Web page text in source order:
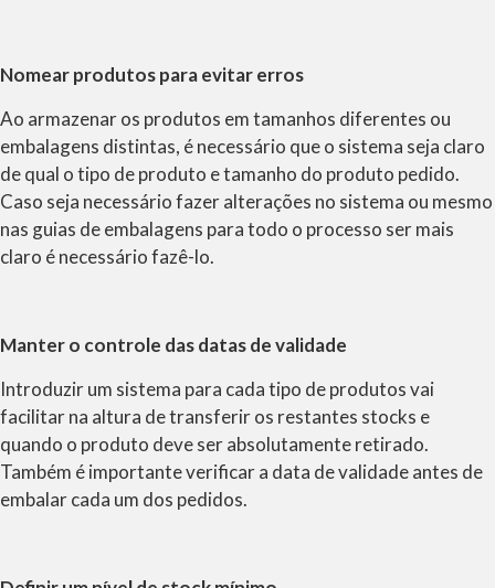
Nomear produtos para evitar erros
Ao armazenar os produtos em tamanhos diferentes ou
embalagens distintas, é necessário que o sistema seja claro
de qual o tipo de produto e tamanho do produto pedido.
Caso seja necessário fazer alterações no sistema ou mesmo
nas guias de embalagens para todo o processo ser mais
claro é necessário fazê-lo.
Manter o controle das datas de validade
Introduzir um sistema para cada tipo de produtos vai
facilitar na altura de transferir os restantes stocks e
quando o produto deve ser absolutamente retirado.
Também é importante verificar a data de validade antes de
embalar cada um dos pedidos.